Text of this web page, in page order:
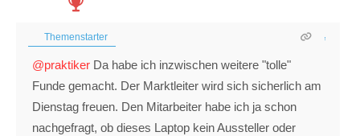
Themenstarter
@praktiker Da habe ich inzwischen weitere "tolle"
Funde gemacht. Der Marktleiter wird sich sicherlich am
Dienstag freuen. Den Mitarbeiter habe ich ja schon
nachgefragt, ob dieses Laptop kein Aussteller oder